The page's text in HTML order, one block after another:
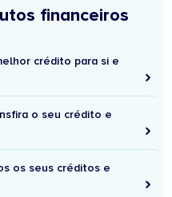
financeiros
crédito para si e
o seu crédito e
os seus créditos e